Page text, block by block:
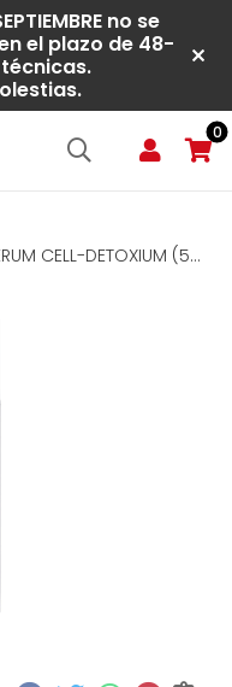
no se
el plazo de 48-
0
DIEGO DALLA PALMA BOOSTER SERUM CELL-DETOXIUM (50ml)